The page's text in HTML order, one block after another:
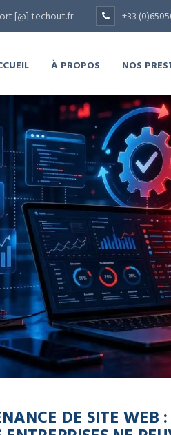
[@] techout.fr +33
À PROPOS NOS
DE SITE WEB